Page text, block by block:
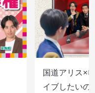
国道アリス×
イブしたいの